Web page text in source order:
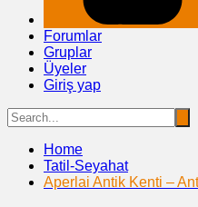
Forumlar
Gruplar
Üyeler
Giriş yap
Home
Tatil-Seyahat
Aperlai Antik Kenti –